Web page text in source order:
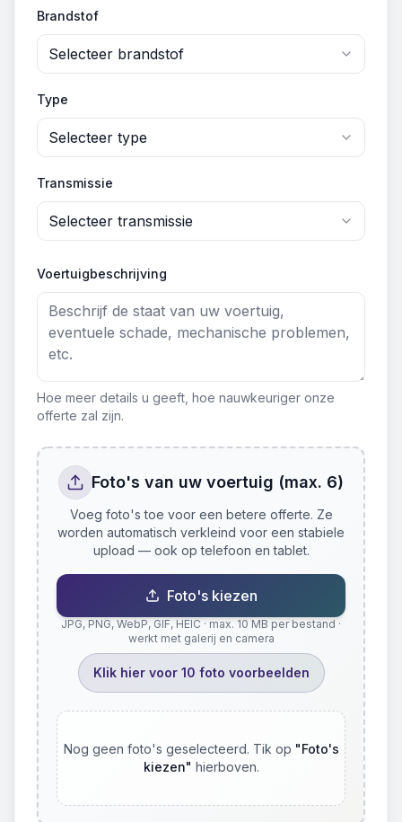
Brandstof
Selecteer brandstof
Type
Selecteer type
Transmissie
Selecteer transmissie
Voertuigbeschrijving
Hoe meer details u geeft, hoe nauwkeuriger onze
offerte zal zijn.
Foto's van uw voertuig (max. 6)
Voeg foto's toe voor een betere offerte. Ze
worden automatisch verkleind voor een stabiele
upload — ook op telefoon en tablet.
Foto's kiezen
JPG, PNG, WebP, GIF, HEIC · max. 10 MB per bestand ·
werkt met galerij en camera
Klik hier voor 10 foto voorbeelden
Nog geen foto's geselecteerd. Tik op "Foto's
kiezen" hierboven.